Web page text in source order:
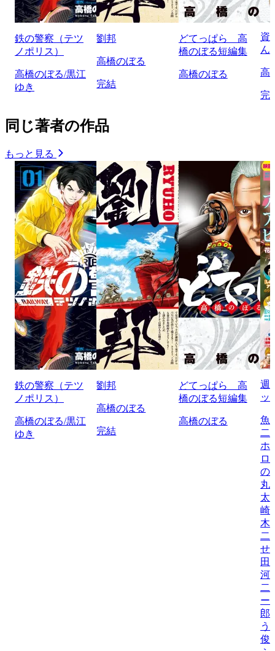
鉄の警察（テツ
ノポリス）
高橋のぼる/黒江
ゆき
劉邦
高橋のぼる
完結
どてっぱら 高
橋のぼる短編集
高橋のぼる
資
ん
高
完
同じ著者の作品
もっと見る
鉄の警察（テツ
ノポリス）
高橋のぼる/黒江
ゆき
劉邦
高橋のぼる
完結
どてっぱら 高
橋のぼる短編集
高橋のぼる
週
ッ
魚
二
ホ
ロ
の
丸
太
崎
木
二
せ
田
河
二
ー
郎
う
俊/